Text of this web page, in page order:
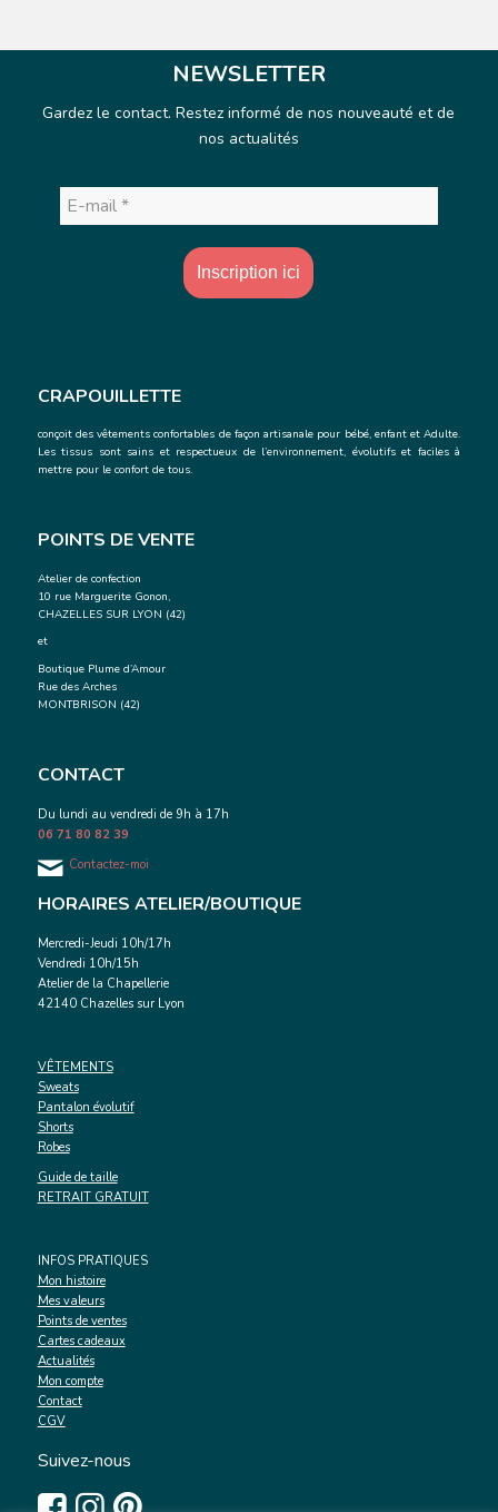
NEWSLETTER
Gardez le contact. Restez informé de nos nouveauté et de
nos actualités
*
CRAPOUILLETTE
conçoit des vêtements confortables de façon artisanale pour bébé, enfant et Adulte.
Les tissus sont sains et respectueux de l’environnement, évolutifs et faciles à
mettre pour le confort de tous.
POINTS DE VENTE
Atelier de confection
10 rue Marguerite Gonon,
CHAZELLES SUR LYON (42)
et
Boutique Plume d’Amour
Rue des Arches
MONTBRISON (42)
CONTACT
Du lundi au vendredi de 9h à 17h
06 71 80 82 39
Contactez-moi
HORAIRES ATELIER/BOUTIQUE
Mercredi-Jeudi 10h/17h
Vendredi 10h/15h
Atelier de la Chapellerie
42140 Chazelles sur Lyon
VÊTEMENTS
Sweats
Pantalon évolutif
Shorts
Robes
Guide de taille
RETRAIT GRATUIT
INFOS PRATIQUES
Mon histoire
Mes valeurs
Points de ventes
Cartes cadeaux
Actualités
Mon compte
Contact
CGV
Suivez-nous